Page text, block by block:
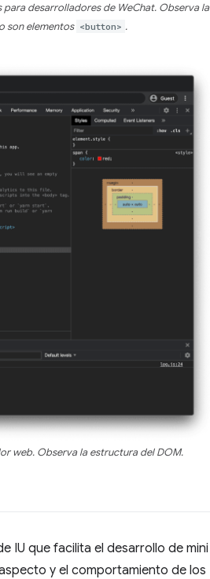
desarrolladores de WeChat. Observa la
son elementos <button> .
web. Observa la estructura del DOM.
IU que facilita el desarrollo de mini
y el comportamiento de los